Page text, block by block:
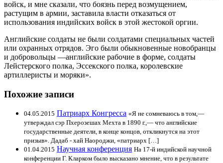
войск, и мне сказали, что боязнь перед возмущением,
растущим в армии, заставила власти отказаться от
использования индийских войск в этой жестокой оргии.
Английские солдаты не были солдатами специальных частей
или охранных отрядов. Эго были обыкновенные новобранцы
и добровольцы —английские рабочие в форме, солдаты
Лейстерского полка, Эссекского полка, королевские
артиллеристы и моряки».
Похожие записи
04.05.2015 Патриарх Конгресса «Я не сомневаюсь в том,—
утверждал сэр Пхерозешах Мехта в 1890 г.,— что английские
государственные деятели, в конце концов, откликнутся на этот
призыв». Дадаб - хай Наороджи, «патриарх […]
01.04.2015 Научная конференция На 17-й индийской научной
конференции Г. Кларком было высказано мнение, что в результате